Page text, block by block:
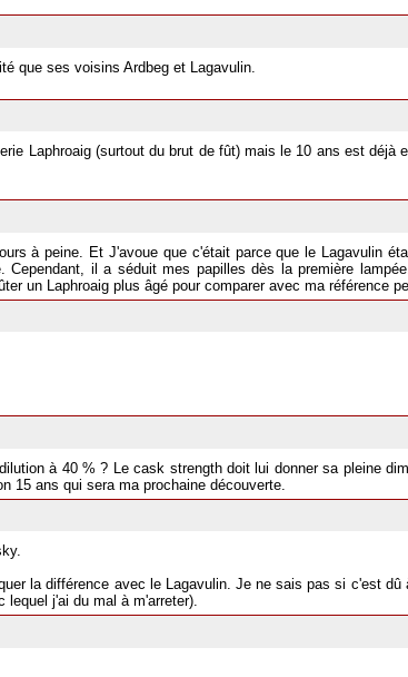
que ses voisins Ardbeg et Lagavulin.
Laphroaig (surtout du brut de fût) mais le 10 ans est
à peine. Et J'avoue que c'était parce que le Lagavulin
il a séduit mes papilles dès la première
un Laphroaig plus âgé pour comparer avec ma référence
à 40 % ? Le cask strength doit lui donner sa pleine
15 ans qui sera ma prochaine découverte.
la différence avec le Lagavulin. Je ne sais pas si c'est
j'ai du mal à m'arreter).